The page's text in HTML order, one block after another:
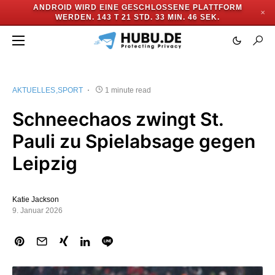
ANDROID WIRD EINE GESCHLOSSENE PLATTFORM
WERDEN. 143 T 21 STD. 33 MIN. 45 SEK.
✕
AKTUELLES SPORT 1 minute read
Schneechaos zwingt St.
Pauli zu Spielabsage gegen
Leipzig
Katie Jackson
9. Januar 2026